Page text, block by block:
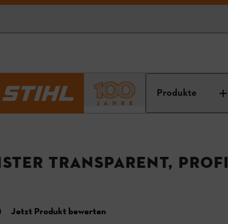
Produkte
transparent, Profi
Jetzt Produkt bewerten